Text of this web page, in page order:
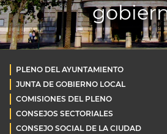
PLENO DEL AYUNTAMIENTO
JUNTA DE GOBIERNO LOCAL
COMISIONES DEL PLENO
CONSEJOS SECTORIALES
CONSEJO SOCIAL DE LA CIUDAD